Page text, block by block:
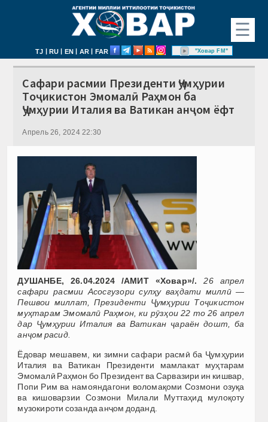
☰
TJ | RU | EN | AR | FAR "Ховар FM"
Cафари расмии Президенти Ҷумҳурии
Тоҷикистон Эмомалӣ Раҳмон ба
Ҷумҳурии Италия ва Ватикан анҷом ёфт
Апрель 26, 2024 22:30
ДУШАНБЕ, 26.04.2024 /АМИТ «Ховар»/.
26 апрел
сафари расмии Асосгузори сулҳу ваҳдати миллӣ —
Пешвои миллат, Президенти Ҷумҳурии Тоҷикистон
муҳтарам Эмомалӣ Раҳмон, ки рӯзҳои 22 то 26 апрел
дар Ҷумҳурии Италия ва Ватикан ҷараён дошт, ба
анҷом расид.
Ёдовар мешавем, ки зимни сафари расмӣ ба Ҷумҳурии
Италия ва Ватикан Президенти мамлакат муҳтарам
Эмомалӣ Раҳмон бо Президент ва Сарвазири ин кишвар,
Попи Рим ва намояндагони воломақоми Созмони озуқа
ва кишоварзии Созмони Милали Муттаҳид мулоқоту
музокироти созанда анҷом доданд.